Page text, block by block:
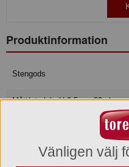
Produktinformation
Stengods
Mått/storlek: H 9,5 cm 32 cl
Vänligen välj